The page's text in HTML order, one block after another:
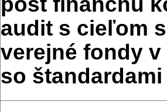
audit s cieľom
verejné fondy v
so